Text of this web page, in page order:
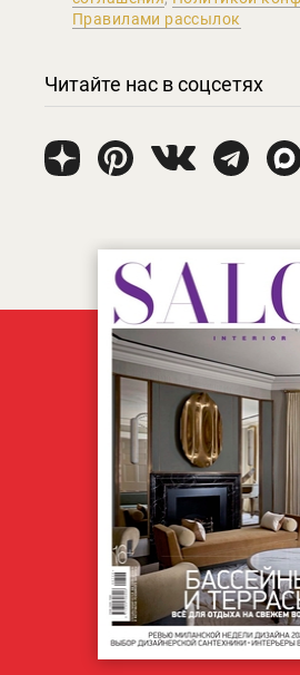
Правилами рассылок
Читайте нас в соцсетях